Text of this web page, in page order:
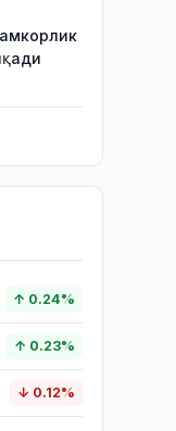
↑ 0.24%
↑ 0.23%
↓ 0.12%